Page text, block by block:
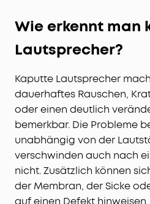
Wie erkennt man
Lautsprecher?
Kaputte Lautsprecher
dauerhaftes Rauschen,
oder einen deutlich
bemerkbar. Die Probleme
unabhängig von der
verschwinden auch nach
nicht. Zusätzlich können
der Membran, der Sicke